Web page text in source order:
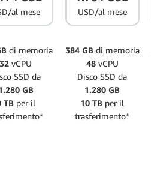
al mese
di memoria
32vCPU
SSD da
GB
TBper il
USD/al mese
384 GB di memoria
48vCPU
Disco SSD da
1.280 GB
10 TB per il
trasferimento*